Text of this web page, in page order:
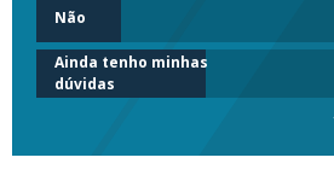
Não
Ainda tenho minhas
dúvidas